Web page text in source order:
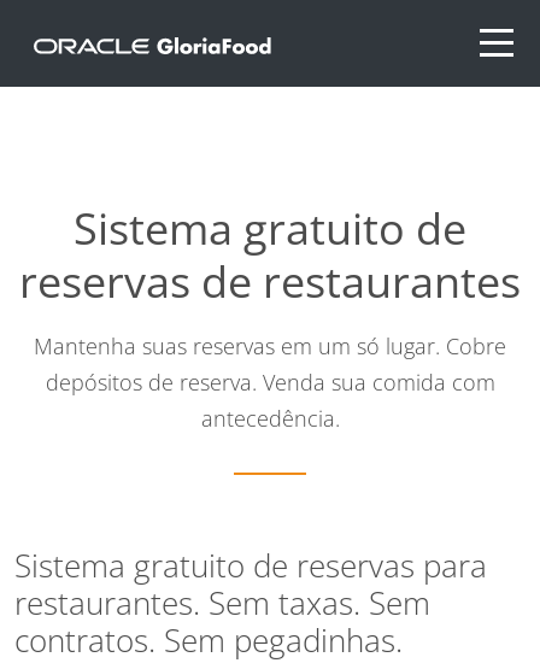
Sistema gratuito de
reservas de restaurantes
Mantenha suas reservas em um só lugar. Cobre
depósitos de reserva. Venda sua comida com
antecedência.
Sistema gratuito de reservas para
restaurantes. Sem taxas. Sem
contratos. Sem pegadinhas.